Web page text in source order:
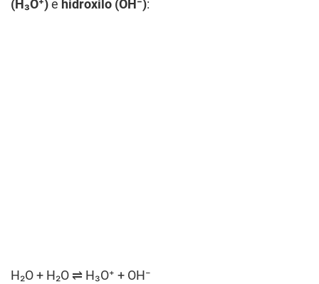
(H₃O⁺) e hidroxilo (OH⁻):
H₂O + H₂O ⇌ H₃O⁺ + OH⁻